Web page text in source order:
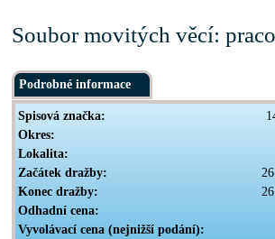
Soubor movitých věcí:
Podrobné informace
Spisová značka:
Okres:
Lokalita:
Začátek dražby:
Konec dražby:
Odhadní cena:
Vyvolávací cena (nejnižší podání):